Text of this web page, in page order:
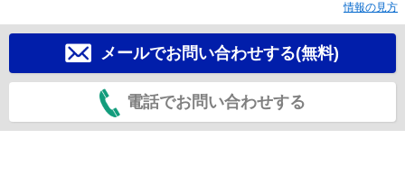
情報の見方
メールでお問い合わせする(無料)
電話でお問い合わせする